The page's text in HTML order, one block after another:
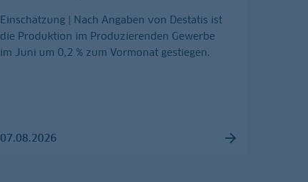
Einschätzung | Nach Angaben von Destatis ist
die Produktion im Produzierenden Gewerbe
im Juni um 0,2 % zum Vormonat gestiegen.
07.08.2026